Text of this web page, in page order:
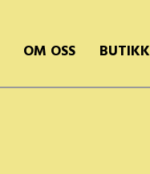
OM OSS BUTIKK